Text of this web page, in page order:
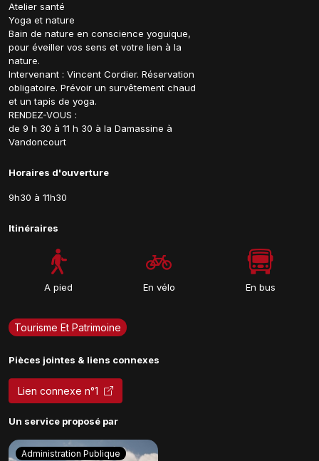
Atelier santé
Yoga et nature
Bain de nature en conscience yoguique,
pour éveiller vos sens et votre lien à la
nature.
Intervenant : Vincent Cordier. Réservation
obligatoire. Prévoir un survêtement chaud
et un tapis de yoga.
RENDEZ-VOUS :
de 9 h 30 à 11 h 30 à la Damassine à
Vandoncourt
Horaires d'ouverture
9h30 à 11h30
Itinéraires
A pied En vélo En bus
Tourisme Et Patrimoine
Pièces jointes & liens connexes
Lien connexe n°1
Un service proposé par
Administration Publique